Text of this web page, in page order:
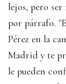
lejos, pero
por párrafo.
Pérez en la
Madrid y te
le pueden